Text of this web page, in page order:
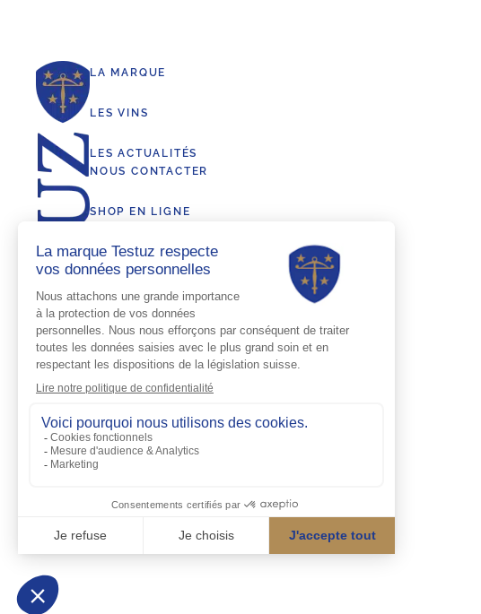
LA MARQUE
LES VINS
LES ACTUALITÉS
NOUS CONTACTER
SHOP EN LIGNE
PROTECTION DES DONNÉES PERSONNELLES
LE GROUPE SCHENK